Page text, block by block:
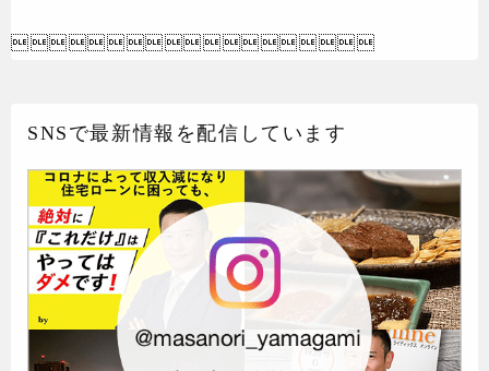

SNSで最新情報を配信しています